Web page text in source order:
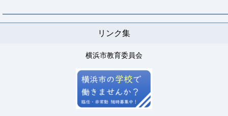
リンク集
横浜市教育委員会